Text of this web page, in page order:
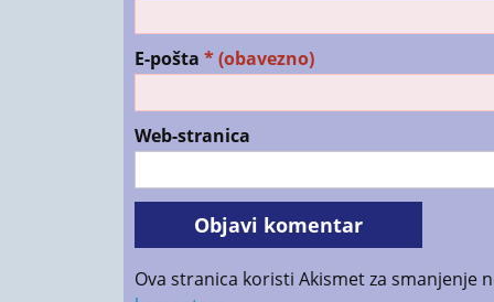
E-pošta * (obavezno)
Web-stranica
Ova stranica koristi Akismet za smanjenje